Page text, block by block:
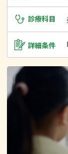
診療科目
詳細条件